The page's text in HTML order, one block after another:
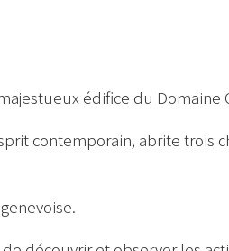
édifice du Domaine
contemporain, abrite trois